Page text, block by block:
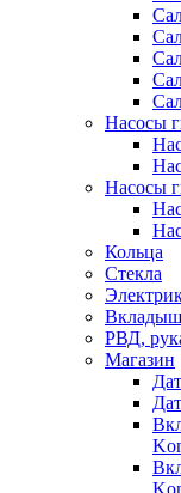
Насосы
Насосы
Кольца
Стекла
РВД,
Магазин